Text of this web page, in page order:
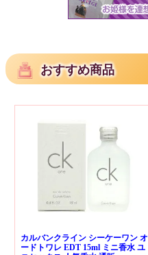
おすすめ商品
カルバンクライン シーケーワン オ
ードトワレ EDT 15ml ミニ香水 ユ